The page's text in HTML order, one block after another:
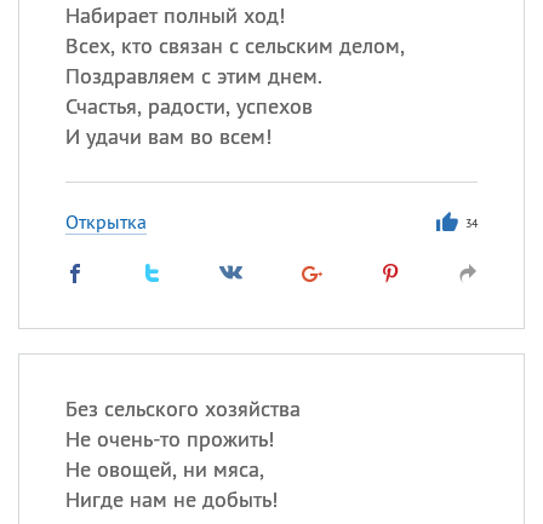
Набирает полный ход!
Всех, кто связан с сельским делом,
Поздравляем с этим днем.
Счастья, радости, успехов
И удачи вам во всем!
Открытка 34
Без сельского хозяйства
Не очень-то прожить!
Не овощей, ни мяса,
Нигде нам не добыть!